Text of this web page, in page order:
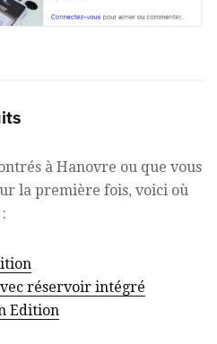
à Hanovre ou que vous
la première fois, voici où
réservoir intégré
Edition